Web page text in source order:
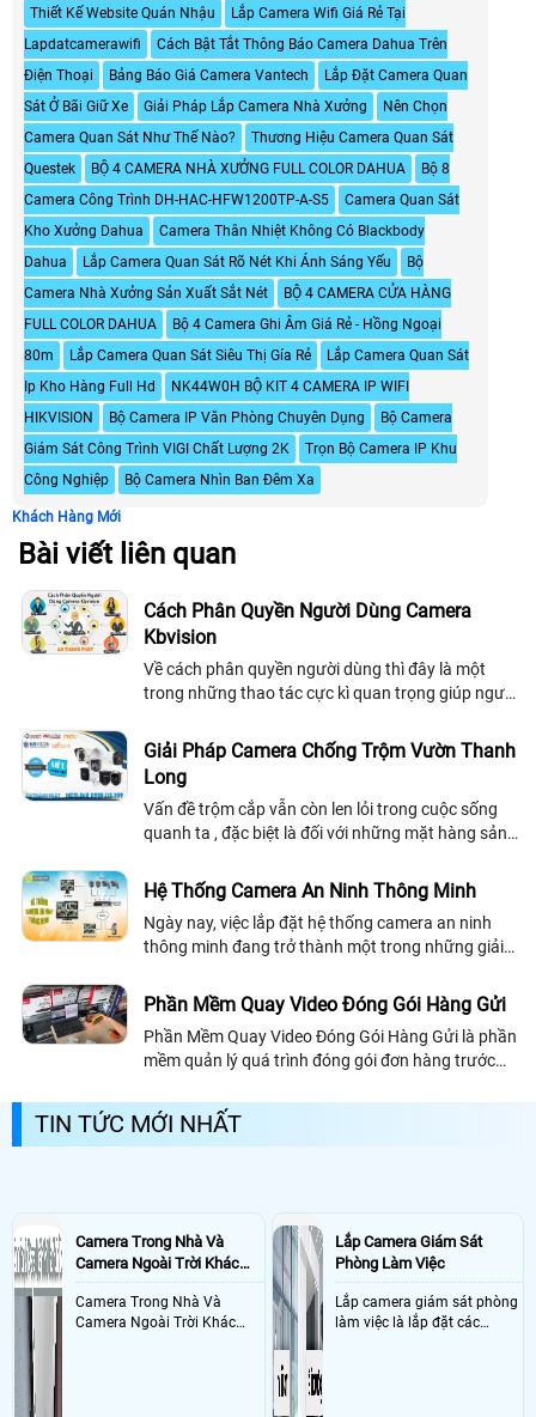
Thiết Kế Website Quán Nhậu
Lắp Camera Wifi Giá Rẻ Tại
Lapdatcamerawifi
Cách Bật Tắt Thông Báo Camera Dahua Trên
Điện Thoại
Bảng Báo Giá Camera Vantech
Lắp Đặt Camera Quan
Sát Ở Bãi Giữ Xe
Giải Pháp Lắp Camera Nhà Xưởng
Nên Chọn
Camera Quan Sát Như Thế Nào?
Thương Hiệu Camera Quan Sát
Questek
BỘ 4 CAMERA NHÀ XƯỞNG FULL COLOR DAHUA
Bộ 8
Camera Công Trình DH-HAC-HFW1200TP-A-S5
Camera Quan Sát
Kho Xưởng Dahua
Camera Thân Nhiệt Không Có Blackbody
Dahua
Lắp Camera Quan Sát Rõ Nét Khi Ánh Sáng Yếu
Bộ
Camera Nhà Xưởng Sản Xuất Sắt Nét
BỘ 4 CAMERA CỬA HÀNG
FULL COLOR DAHUA
Bộ 4 Camera Ghi Âm Giá Rẻ - Hồng Ngoại
80m
Lắp Camera Quan Sát Siêu Thị Gía Rẻ
Lắp Camera Quan Sát
Ip Kho Hàng Full Hd
NK44W0H BỘ KIT 4 CAMERA IP WIFI
HIKVISION
Bộ Camera IP Văn Phòng Chuyên Dụng
Bộ Camera
Giám Sát Công Trình VIGI Chất Lượng 2K
Trọn Bộ Camera IP Khu
Công Nghiệp
Bộ Camera Nhìn Ban Đêm Xa
Khách Hàng Mới
Bài viết liên quan
Cách Phân Quyền Người Dùng Camera
Kbvision
Về cách phân quyền người dùng thì đây là một
trong những thao tác cực kì quan trọng giúp người
các trường học, phụ huynh có con em ở lớp nào chỉ
được xem camera ở lớp đó, thì bạn cần phần
quyền đầu khi kbvision thì có thể tham khảo ngay
bài viết dưới đấy của An Thành Phát
Giải Pháp Camera Chống Trộm Vườn Thanh
Long
Vấn đề trộm cắp vẫn còn len lỏi trong cuộc sống
quanh ta , đặc biệt là đối với những mặt hàng sản
ngày,tiền bạc,. . .
Hệ Thống Camera An Ninh Thông Minh
Ngày nay, việc lắp đặt hệ thống camera an ninh
thông minh đang trở thành một trong những giải
cho con người và tài sản. Điều này rất cần thiết
cho những nơi như: nhà cho thuê, nhà chung cư,
cửa hàng, văn phòng, nhà máy, hay các tòa nhà
chung cư, nhà cao tầng
Phần Mềm Quay Video Đóng Gói Hàng Gửi
Phần Mềm Quay Video Đóng Gói Hàng Gửi là phần
mềm quản lý quá trình đóng gói đơn hàng trước
thời gian đóng gói đơn hàng phục vụ cho...
TIN TỨC MỚI NHẤT
Camera Trong Nhà Và
Camera Ngoài Trời Khác
Nhau Như Thế Nào
Camera Trong Nhà Và
Camera Ngoài Trời Khác
Lắp Camera Giám Sát
Phòng Làm Việc
Lắp camera giám sát phòng
làm việc là lắp đặt các